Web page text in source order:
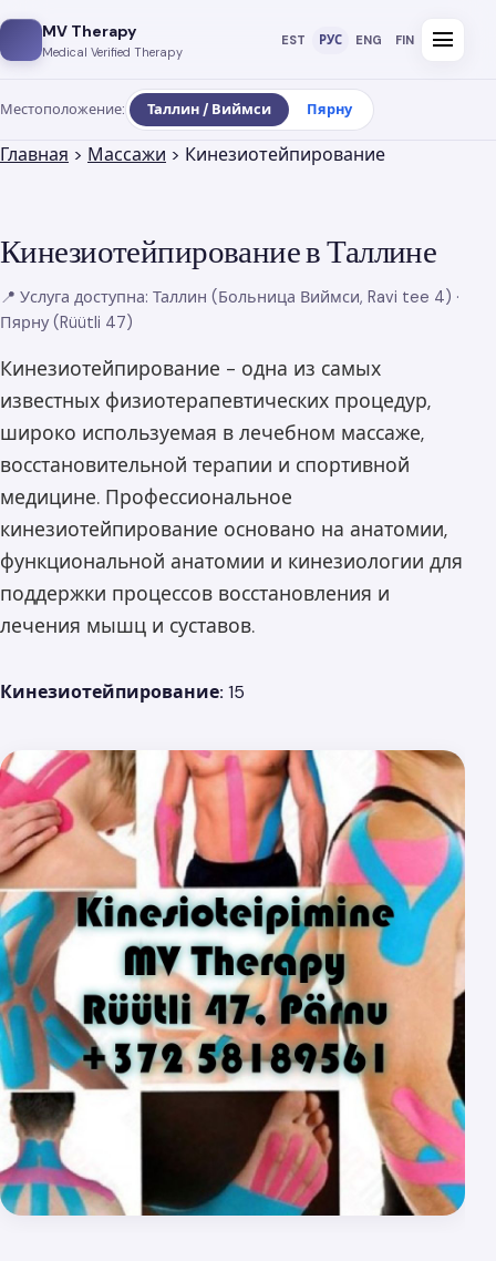
MV Therapy
Medical Verified Therapy
EST РУС ENG FIN menu
Местоположение: Таллин / Виймси Пярну
Главная > Массажи > Кинезиотейпирование
Кинезиотейпирование в Таллине
📍 Услуга доступна: Таллин (Больница Виймси, Ravi tee 4) ·
Пярну (Rüütli 47)
Кинезиотейпирование - одна из самых
известных физиотерапевтических процедур,
широко используемая в лечебном массаже,
восстановительной терапии и спортивной
медицине. Профессиональное
кинезиотейпирование основано на анатомии,
функциональной анатомии и кинезиологии для
поддержки процессов восстановления и
лечения мышц и суставов.
Кинезиотейпирование: 15